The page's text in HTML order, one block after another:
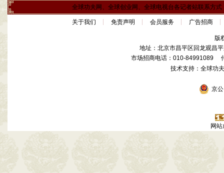
全球功夫网、全球创业网、全球电视台各记者站联系方式
关于我们 免责声明 会员服务 广告招商
版
地址：北京市昌平区回龙观昌
市场招商电话：010-84991089
技术支持：全球
京公
网